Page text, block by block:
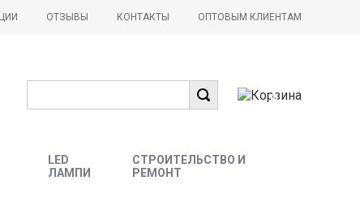
ОТЗЫВЫ КОНТАКТЫ ОПТОВЫМ КЛИЕНТАМ
0
LED
ЛАМПИ
СТРОИТЕЛЬСТВО И
РЕМОНТ